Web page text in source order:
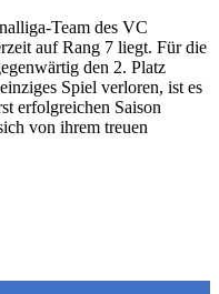
Team des VC
auf Rang 7 liegt. Für die
den 2. Platz
Spiel verloren, ist es
erfolgreichen Saison
von ihrem treuen